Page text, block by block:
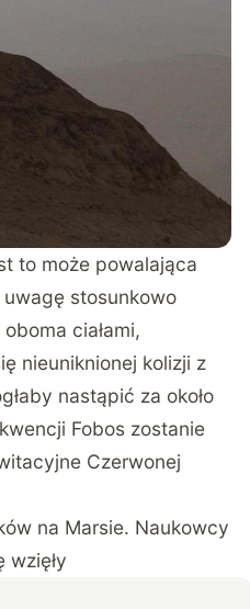
to może powalająca
stosunkowo
ciałami,
nieuniknionej kolizji z
nastąpić za około
Fobos zostanie
Czerwonej
na Marsie. Naukowcy
wzięły